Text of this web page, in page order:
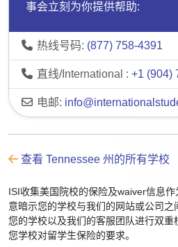
事会立刻为你提供帮助:
热线号码: (877) 758-4391
直线/International : +1 (904)
电邮:
查看 Tennessee 州的所有学校
ISI收集美国院校的保险及waiver信息
意暗示您的学校与我们的网站或公司
您的学校以及我们的客服团队进行双
您学校对留学生保险的要求。